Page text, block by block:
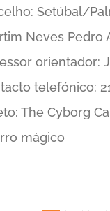
Setúbal/
Neves Pedro
orientador:
telefónico:
The Cyborg
mágico